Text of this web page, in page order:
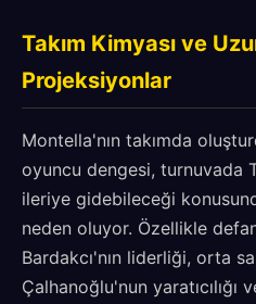
Takım Kimyası ve
Projeksiyonlar
Montella'nın takımda
oyuncu dengesi, turnuvada
ileriye gidebileceği
neden oluyor. Özellikle
Bardakcı'nın liderliği, orta
Çalhanoğlu'nun yaratıcılığı